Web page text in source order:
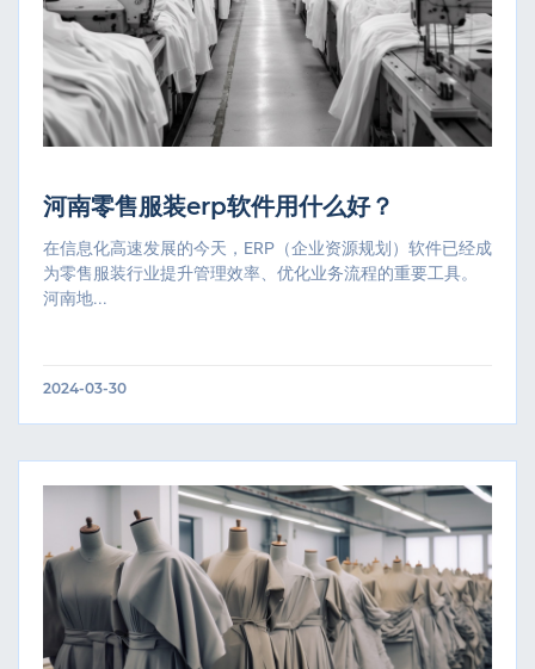
河南零售服装erp软件用什么好？
在信息化高速发展的今天，ERP（企业资源规划）软件已经成
为零售服装行业提升管理效率、优化业务流程的重要工具。
河南地...
2024-03-30